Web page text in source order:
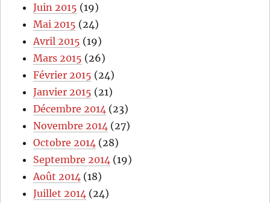
Juin 2015 (19)
Mai 2015 (24)
Avril 2015 (19)
Mars 2015 (26)
Février 2015 (24)
Janvier 2015 (21)
Décembre 2014 (23)
Novembre 2014 (27)
Octobre 2014 (28)
Septembre 2014 (19)
Août 2014 (18)
Juillet 2014 (24)